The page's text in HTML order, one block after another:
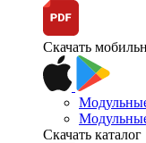
Скачать
Скачать каталог